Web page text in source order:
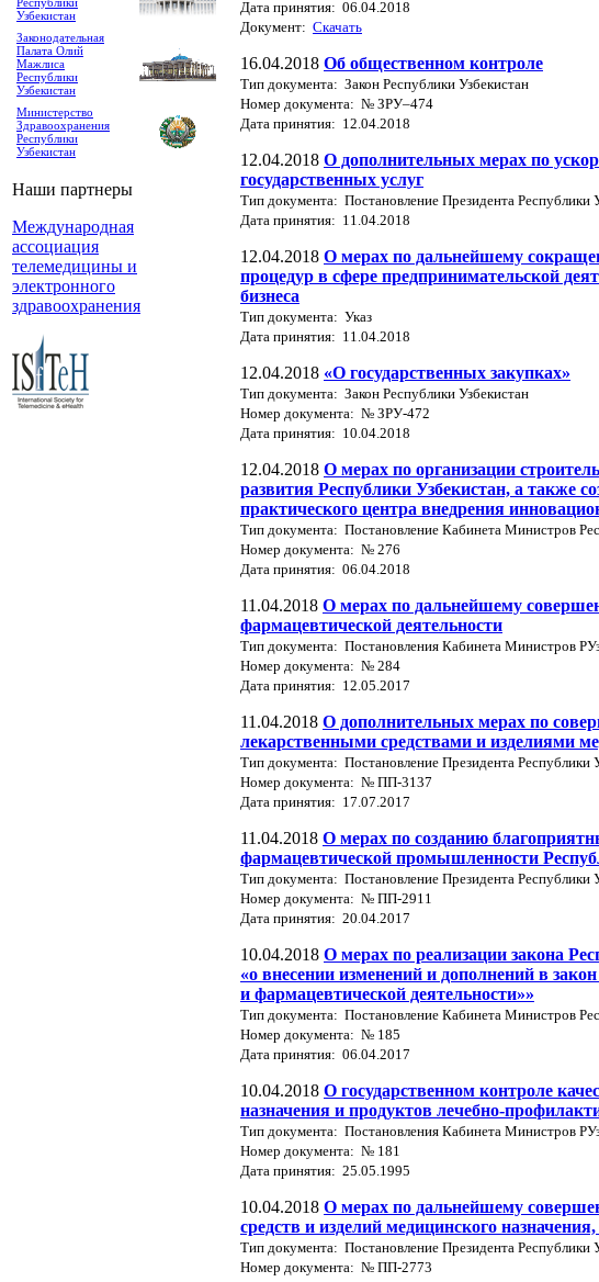
Узбекистан
Законодательная
Палата Олий
Мажлиса
Республики
Узбекистан
Министерство
Здравоохранения
Республики
Узбекистан
Наши партнеры
Международная
ассоциация
телемедицины и
электронного
здравоохранения
Дата принятия: 06.04.2018
Документ: Скачать
16.04.2018 Об общественном контроле
Тип документа: Закон Республики Узбекистан
Номер документа: № ЗРУ–474
Дата принятия: 12.04.2018
12.04.2018 О дополнительных мерах по
государственных услуг
Тип документа: Постановление Президента Республики
Дата принятия: 11.04.2018
12.04.2018 О мерах по дальнейшему
процедур в сфере предпринимательской
бизнеса
Тип документа: Указ
Дата принятия: 11.04.2018
12.04.2018 «О государственных закупках»
Тип документа: Закон Республики Узбекистан
Номер документа: № ЗРУ-472
Дата принятия: 10.04.2018
12.04.2018 О мерах по организации
развития Республики Узбекистан, а также
практического центра внедрения
Тип документа: Постановление Кабинета Министров
Номер документа: № 276
Дата принятия: 06.04.2018
11.04.2018 О мерах по дальнейшему
фармацевтической деятельности
Тип документа: Постановления Кабинета Министров
Номер документа: № 284
Дата принятия: 12.05.2017
11.04.2018 О дополнительных мерах по
лекарственными средствами и изделиями
Тип документа: Постановление Президента Республики
Номер документа: № ПП-3137
Дата принятия: 17.07.2017
11.04.2018 О мерах по созданию
фармацевтической промышленности
Тип документа: Постановление Президента Республики
Номер документа: № ПП-2911
Дата принятия: 20.04.2017
10.04.2018 О мерах по реализации закона
«о внесении изменений и дополнений в
и фармацевтической деятельности»»
Тип документа: Постановление Кабинета Министров
Номер документа: № 185
Дата принятия: 06.04.2017
10.04.2018 О государственном контроле
назначения и продуктов лечебно-
Тип документа: Постановления Кабинета Министров
Номер документа: № 181
Дата принятия: 25.05.1995
10.04.2018 О мерах по дальнейшему
средств и изделий медицинского
Тип документа: Постановление Президента Республики
Номер документа: № ПП-2773